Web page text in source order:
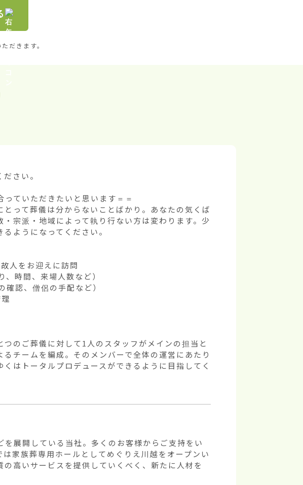
だきます。
さい。
ていただきたいと思います＝＝
って葬儀は分からないことばかり。あなたの気くば
宗派・地域によって執り行ない方は変わります。少
ようになってください。
人をお迎えに訪問
時間、来場人数など）
認、僧侶の手配など）
のご葬儀に対して1人のスタッフがメインの担当と
チームを編成。そのメンバーで全体の運営にあたり
はトータルプロデュースができるように目指してく
展開している当社。多くのお客様からご支持をい
家族葬専用ホールとしてめぐりえ川越をオープンい
高いサービスを提供していくべく、新たに人材を